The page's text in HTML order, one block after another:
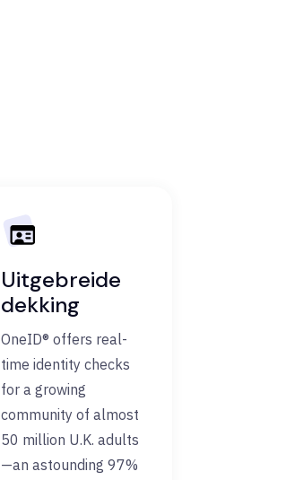
Uitgebreide
dekking
OneID® offers real-
time identity checks
for a growing
community of almost
50 million U.K. adults
—an astounding 97%